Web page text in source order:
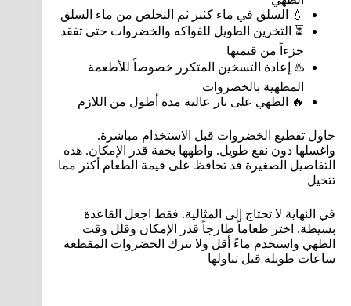
💧 السلق في ماء كثير ثم التخلص من ماء السلق
⏳ التخزين الطويل للفواكه والخضروات حتى تفقد
جزءاً من قيمتها
♨️ إعادة التسخين المتكرر خصوصاً للأطعمة
المطهية بالخضروات
🔥 الطهي على نار عالية مدة أطول من اللازم
حاول تقطيع الخضروات قبل الاستخدام مباشرة.
واغسلها دون نقع طويل. واطهها بخفة قدر الإمكان. هذه
التفاصيل الصغيرة قد تحافظ على قيمة الطعام أكثر مما
تتخيل
في النهاية لا تحتاج إلى المثالية. فقط اجعل القاعدة
بسيطة. اختر طعاماً طازجاً قدر الإمكان وقلل وقت
الطهي واستخدم ماءً أقل ولا تترك الخضروات المقطعة
ساعات طويلة قبل تناولها